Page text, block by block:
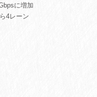
に増加
4レーン